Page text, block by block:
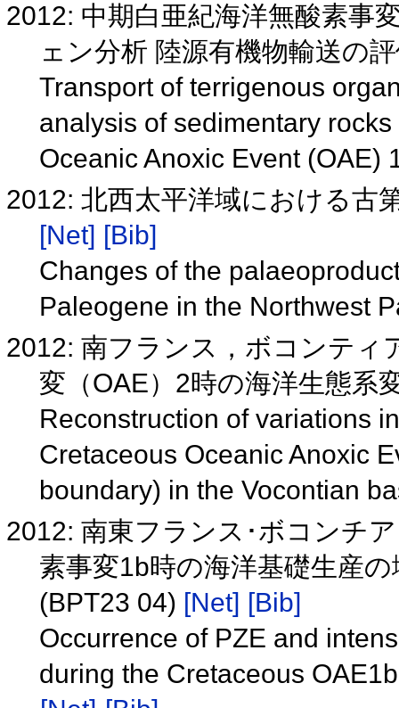
2012: 中期白亜紀海洋無酸素事
ェン分析 陸源有機物輸送の
Transport of terrigenous
analysis of sedimentary
Oceanic Anoxic Event (OAE)
2012: 北西太平洋域における古
[Net] [Bib]
Changes of the
Paleogene in the Northwest
2012: 南フランス，ボコンティ
変（OAE）2時の海洋生態系
Reconstruction of variations
Cretaceous Oceanic Anoxic
boundary) in the Vocontian
2012: 南東フランス･ボコンチ
素事変1b時の海洋基礎生産
(BPT23 04) [Net] [Bib]
Occurrence of PZE and
during the Cretaceous